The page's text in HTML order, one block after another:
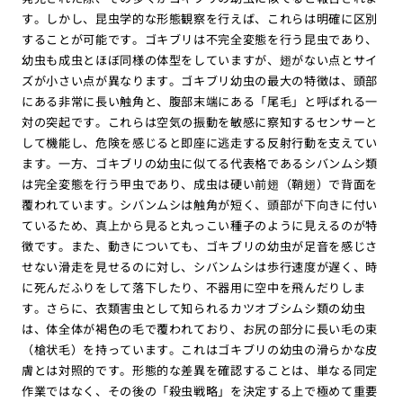
す。しかし、昆虫学的な形態観察を行えば、これらは明確に区別
することが可能です。ゴキブリは不完全変態を行う昆虫であり、
幼虫も成虫とほぼ同様の体型をしていますが、翅がない点とサイ
ズが小さい点が異なります。ゴキブリ幼虫の最大の特徴は、頭部
にある非常に長い触角と、腹部末端にある「尾毛」と呼ばれる一
対の突起です。これらは空気の振動を敏感に察知するセンサーと
して機能し、危険を感じると即座に逃走する反射行動を支えてい
ます。一方、ゴキブリの幼虫に似てる代表格であるシバンムシ類
は完全変態を行う甲虫であり、成虫は硬い前翅（鞘翅）で背面を
覆われています。シバンムシは触角が短く、頭部が下向きに付い
ているため、真上から見ると丸っこい種子のように見えるのが特
徴です。また、動きについても、ゴキブリの幼虫が足音を感じさ
せない滑走を見せるのに対し、シバンムシは歩行速度が遅く、時
に死んだふりをして落下したり、不器用に空中を飛んだりしま
す。さらに、衣類害虫として知られるカツオブシムシ類の幼虫
は、体全体が褐色の毛で覆われており、お尻の部分に長い毛の束
（槍状毛）を持っています。これはゴキブリの幼虫の滑らかな皮
膚とは対照的です。形態的な差異を確認することは、単なる同定
作業ではなく、その後の「殺虫戦略」を決定する上で極めて重要